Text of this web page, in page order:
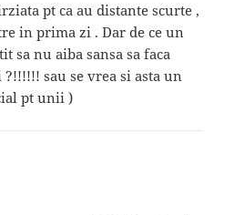
pt ca au distante scurte ,
in prima zi . Dar de ce un
sa nu aiba sansa sa faca
?!!!!!! sau se vrea si asta un
pt unii )